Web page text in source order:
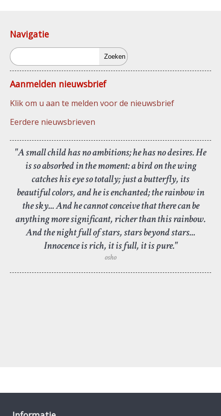
Navigatie
Zoeken
Aanmelden nieuwsbrief
Klik om u aan te melden voor de nieuwsbrief
Eerdere nieuwsbrieven
"A small child has no ambitions; he has no desires. He
is so absorbed in the moment: a bird on the wing
catches his eye so totally; just a butterfly, its
beautiful colors, and he is enchanted; the rainbow in
the sky... And he cannot conceive that there can be
anything more significant, richer than this rainbow.
And the night full of stars, stars beyond stars...
Innocence is rich, it is full, it is pure."
osho